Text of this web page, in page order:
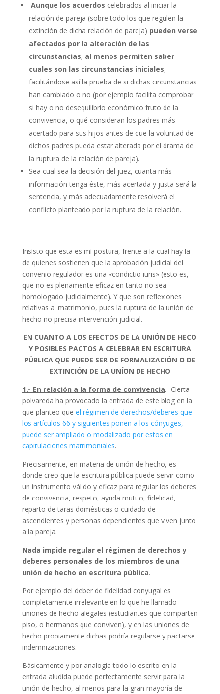
Aunque los acuerdos celebrados al iniciar la
relación de pareja (sobre todo los que regulen la
extinción de dicha relación de pareja) pueden verse
afectados por la alteración de las
circunstancias, al menos permiten saber
cuales son las circunstancias iniciales,
facilitándose así la prueba de si dichas circunstancias
han cambiado o no (por ejemplo facilita comprobar
si hay o no desequilibrio económico fruto de la
convivencia, o qué consideran los padres más
acertado para sus hijos antes de que la voluntad de
dichos padres pueda estar alterada por el drama de
la ruptura de la relación de pareja).
Sea cual sea la decisión del juez, cuanta más
información tenga éste, más acertada y justa será la
sentencia, y más adecuadamente resolverá el
conflicto planteado por la ruptura de la relación.
Insisto que esta es mi postura, frente a la cual hay la
de quienes sostienen que la aprobación judicial del
convenio regulador es una «condictio iuris» (esto es,
que no es plenamente eficaz en tanto no sea
homologado judicialmente). Y que son reflexiones
relativas al matrimonio, pues la ruptura de la unión de
hecho no precisa intervención judicial.
EN CUANTO A LOS EFECTOS DE LA UNIÓN DE HECO
Y POSIBLES PACTOS A CELEBRAR EN ESCRITURA
PÚBLICA QUE PUEDE SER DE FORMALIZACIÓN O DE
EXTINCIÓN DE LA UNÍON DE HECHO
1.- En relación a la forma de convivencia.- Cierta
polvareda ha provocado la entrada de este blog en la
que planteo que el régimen de derechos/deberes que
los artículos 66 y siguientes ponen a los cónyuges,
puede ser ampliado o modalizado por estos en
capitulaciones matrimoniales.
Precisamente, en materia de unión de hecho, es
donde creo que la escritura pública puede servir como
un instrumento válido y eficaz para regular los deberes
de convivencia, respeto, ayuda mutuo, fidelidad,
reparto de taras domésticas o cuidado de
ascendientes y personas dependientes que viven junto
a la pareja.
Nada impide regular el régimen de derechos y
deberes personales de los miembros de una
unión de hecho en escritura pública.
Por ejemplo del deber de fidelidad conyugal es
completamente irrelevante en lo que he llamado
uniones de hecho alegales (estudiantes que comparten
piso, o hermanos que conviven), y en las uniones de
hecho propiamente dichas podría regularse y pactarse
indemnizaciones.
Básicamente y por analogía todo lo escrito en la
entrada aludida puede perfectamente servir para la
unión de hecho, al menos para la gran mayoría de